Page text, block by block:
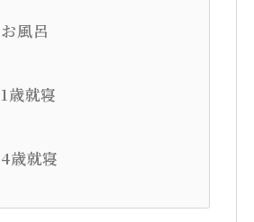
お風呂
1歳就寝
4歳就寝